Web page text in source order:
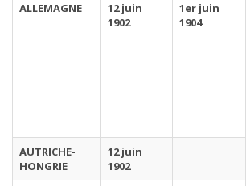
ALLEMAGNE
12 juin
1902
1er juin
1904
AUTRICHE-
HONGRIE
12 juin
1902